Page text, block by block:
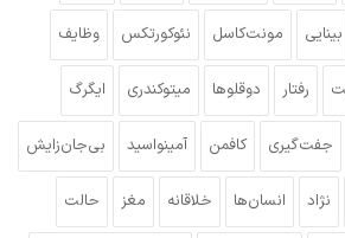
بینایی مونت‌کاسل نئوکورتکس وظایف
رفتار دوقلوها میتوکندری ایگرگ
جفت‌گیری کافمن آمینواسید بی‌جان‌زایش
نژاد انسان‌ها خلاقانه مغز حالت